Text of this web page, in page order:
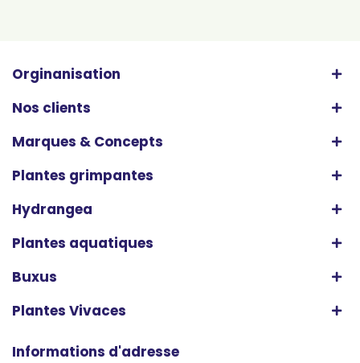
Orginanisation
Nos clients
Marques & Concepts
Plantes grimpantes
Hydrangea
Plantes aquatiques
Buxus
Plantes Vivaces
Informations d'adresse